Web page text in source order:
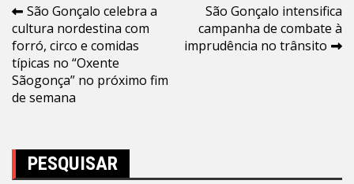
Navegação
de
Post
São Gonçalo celebra a
cultura nordestina com
forró, circo e comidas
típicas no “Oxente
Sãogonça” no próximo fim
de semana
São Gonçalo intensifica
campanha de combate à
imprudência no trânsito
PESQUISAR